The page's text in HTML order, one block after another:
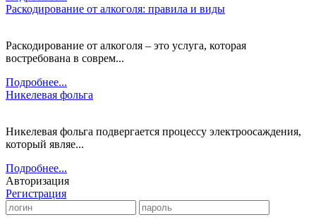
Раскодирование от алкоголя: правила и виды
Раскодирование от алкоголя – это услуга, которая
востребована в соврем...
Подробнее...
Никелевая фольга
Никелевая фольга подвергается процессу электроосаждения,
который являе...
Подробнее...
Авторизация
Регистрация